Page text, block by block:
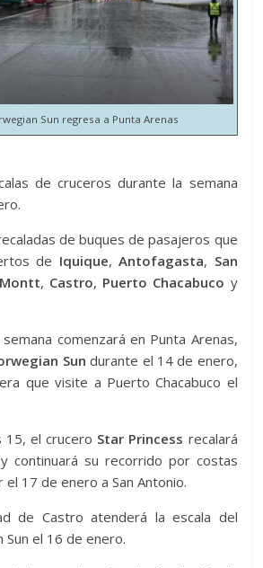
Sun regresa a Punta Arenas
de cruceros durante la semana
de buques de pasajeros que
de Iquique,Antofagasta, San
, Castro, Puerto Chacabuco y
comenzará en Punta Arenas,
Sun durante el 14 de enero,
que visite a Puerto Chacabuco el
el crucero Star Princess recalará
continuará su recorrido por costas
el 17 de enero a San Antonio.
de Castro atenderá la escala del
el 16 de enero.